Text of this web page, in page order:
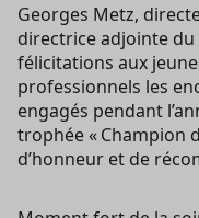
Georges Metz,
directrice adjointe du
félicitations aux
professionnels les
engagés pendant
trophée « Champion
d’honneur et de